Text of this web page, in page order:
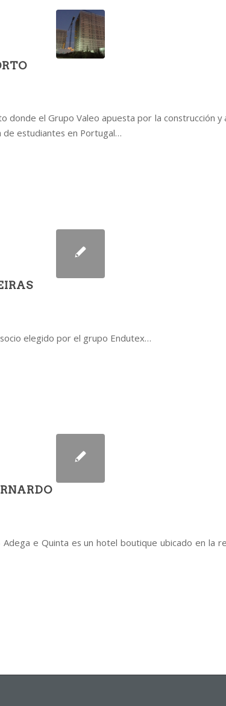
donde el Grupo Valeo apuesta por la construcción y
de estudiantes en Portugal…
elegido por el grupo Endutex…
e Quinta es un hotel boutique ubicado en la